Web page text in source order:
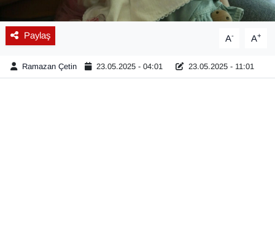
Paylaş A- A+
Ramazan Çetin 23.05.2025 - 04:01 23.05.2025 - 11:01
Eleman
Emlak
En çok konuşulanlar